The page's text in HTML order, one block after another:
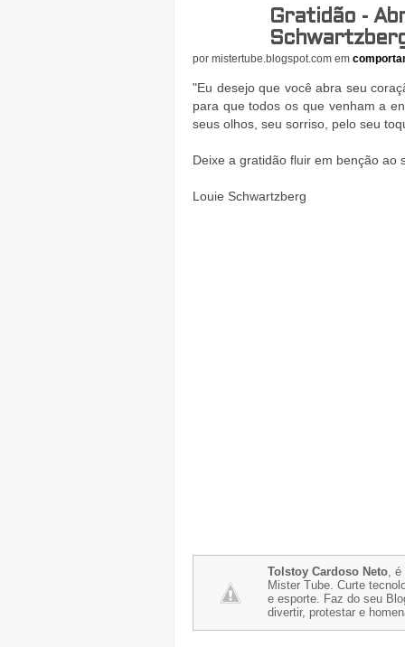
,
Gratidão -
Schwartzberg
por mistertube.blogspot.com em
"Eu desejo que você abra seu
para que todos os que venham a
seus olhos, seu sorriso, pelo seu
Deixe a gratidão fluir em benção ao
Louie Schwartzberg
Tolstoy Cardoso Neto, é
Mister Tube. Curte
e esporte. Faz do seu
divertir, protestar e